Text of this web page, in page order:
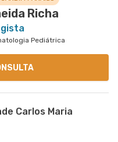
Richa
Pediátrica
Carlos Maria